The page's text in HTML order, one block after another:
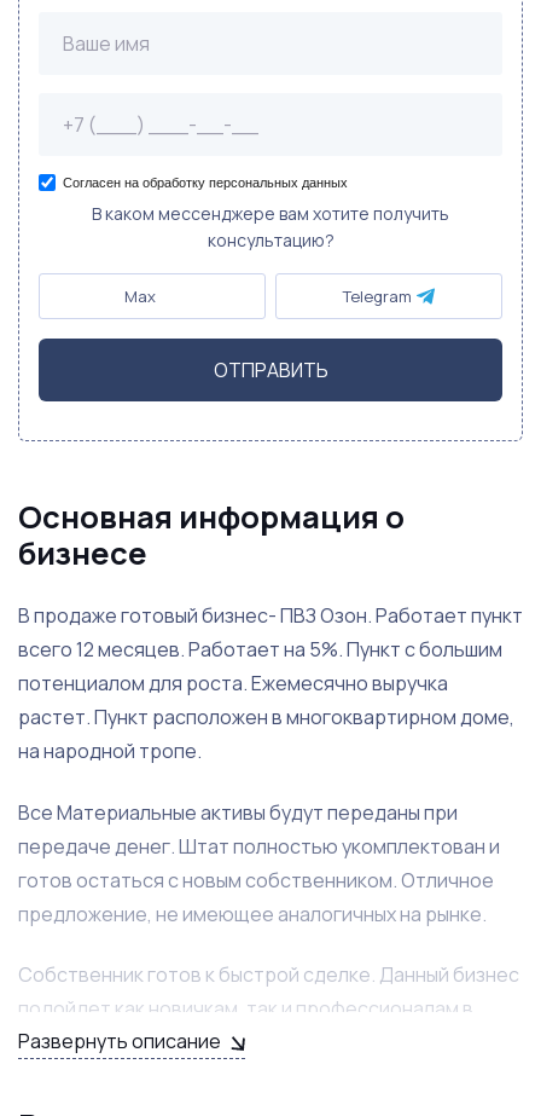
Согласен на обработку персональных данных
В каком мессенджере вам хотите получить
консультацию?
Max Telegram
ОТПРАВИТЬ
Основная информация о
бизнесе
В продаже готовый бизнес- ПВЗ Озон. Работает пункт
всего 12 месяцев. Работает на 5%. Пункт с большим
потенциалом для роста. Ежемесячно выручка
растет. Пункт расположен в многоквартирном доме,
на народной тропе.
Все Материальные активы будут переданы при
передаче денег. Штат полностью укомплектован и
готов остаться с новым собственником. Отличное
предложение, не имеющее аналогичных на рынке.
Собственник готов к быстрой сделке. Данный бизнес
подойдет как новичкам, так и профессионалам в
данной сфере. Окупаемость данного бизнеса менее
встрече и покажу все цифры!
Развернуть описание